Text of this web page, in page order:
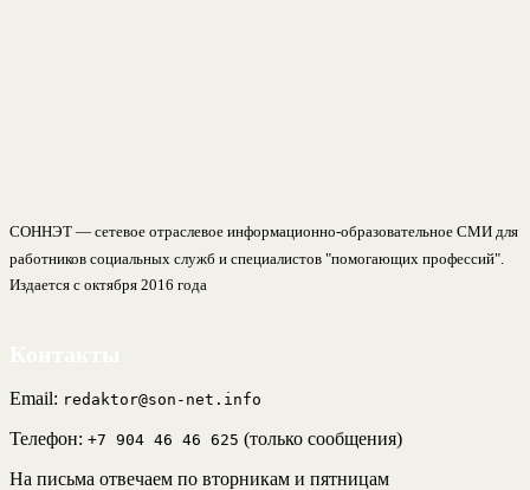
СОННЭТ — сетевое отраслевое информационно-образовательное СМИ для
работников социальных служб и специалистов "помогающих профессий".
Издается с октября 2016 года
Email: redaktor@son-net.info
Телефон: +7 904 46 46 625 (только сообщения)
На письма отвечаем по вторникам и пятницам